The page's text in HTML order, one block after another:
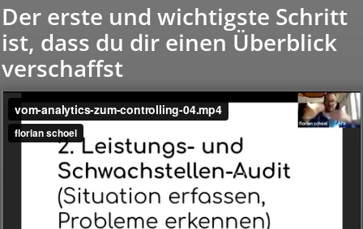
Der erste und wichtigste Schritt
ist, dass du dir einen Überblick
verschaffst